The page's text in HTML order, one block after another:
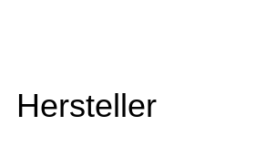
Hersteller